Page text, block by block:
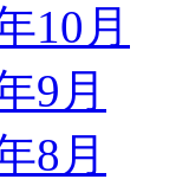
10月
9月
8月